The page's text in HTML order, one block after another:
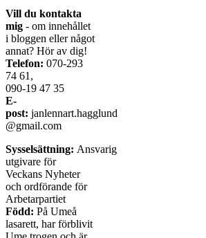
Vill du kontakta
mig - om innehållet
i bloggen eller något
annat? Hör av dig!
Telefon: 070-293
74 61,
090-19 47 35
E-
post: janlennart.hagglund
@gmail.com
Sysselsättning: Ansvarig
utgivare för
Veckans Nyheter
och ordförande för
Arbetarpartiet
Född: På Umeå
lasarett, har förblivit